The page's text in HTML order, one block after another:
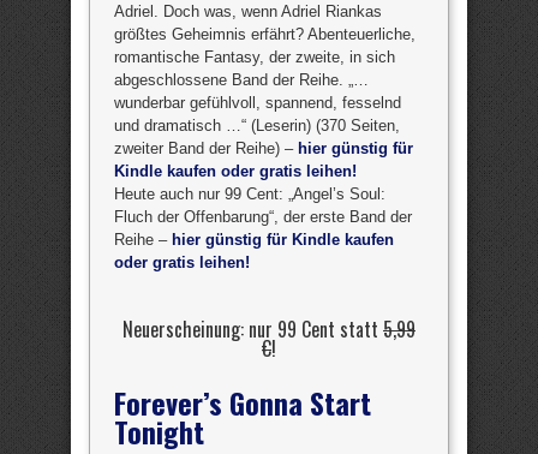
Adriel. Doch was, wenn Adriel Riankas
größtes Geheimnis erfährt? Abenteuerliche,
romantische Fantasy, der zweite, in sich
abgeschlossene Band der Reihe. „…
wunderbar gefühlvoll, spannend, fesselnd
und dramatisch …“ (Leserin) (370 Seiten,
zweiter Band der Reihe) – hier günstig für
Kindle kaufen oder gratis leihen!
Heute auch nur 99 Cent: „Angel’s Soul:
Fluch der Offenbarung“, der erste Band der
Reihe – hier günstig für Kindle kaufen
oder gratis leihen!
Neuerscheinung: nur 99 Cent statt 5,99
€!
Forever’s Gonna Start
Tonight